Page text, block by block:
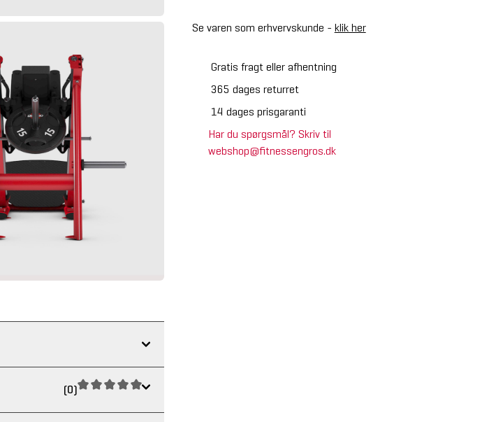
Se varen som erhvervskunde - klik her
Gratis fragt eller afhentning
365 dages returret
14 dages prisgaranti
Har du spørgsmål? Skriv til
webshop@fitnessengros.dk
(0)